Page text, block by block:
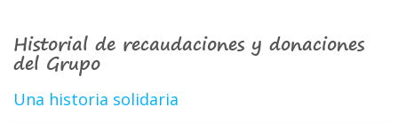
Historial de recaudaciones y donaciones
del Grupo
Una historia solidaria